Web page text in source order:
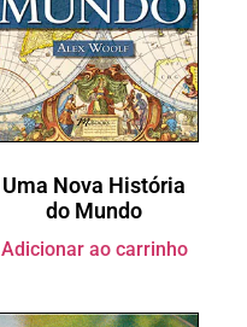
Uma Nova História
do Mundo
Adicionar ao carrinho